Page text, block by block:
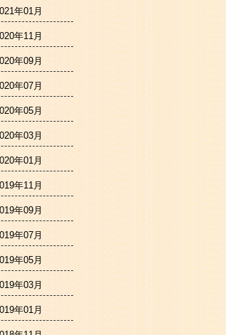
年01月
年11月
年09月
年07月
年05月
年03月
年01月
年11月
年09月
年07月
年05月
年03月
年01月